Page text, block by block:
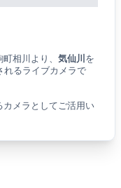
相川より、 気仙川を
れるライブカメラで
メラとしてご活用い